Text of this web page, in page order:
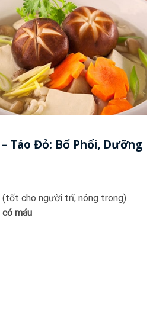
Táo Đỏ: Bổ Phổi, Dưỡng
(tốt cho người trĩ, nóng trong)
máu